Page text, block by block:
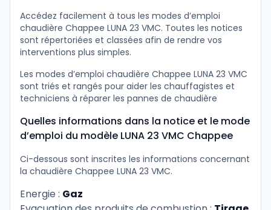
Accédez facilement à tous les modes d’emploi
chaudière Chappee LUNA 23 VMC. Toutes les notices
sont répertoriées et classées afin de rendre vos
interventions plus simples.
Les modes d’emploi chaudière Chappee LUNA 23 VMC
sont triés et rangés pour aider les chauffagistes et
techniciens à réparer les pannes de chaudière
Quelles informations dans la notice et le mode
d’emploi du modèle LUNA 23 VMC Chappee
Ci-dessous sont inscrites les informations concernant
la chaudière Chappee LUNA 23 VMC.
Energie : Gaz